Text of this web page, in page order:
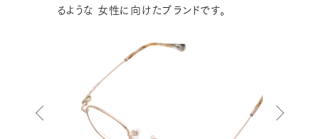
るような 女性に向けたブランドです。